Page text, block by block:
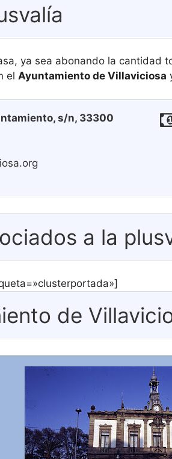
ya sea abonando la cantidad
el Ayuntamiento de Villaviciosa
s/n, 33300
a la
de